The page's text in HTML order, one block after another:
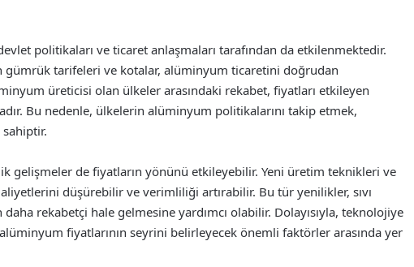
politikaları ve ticaret anlaşmaları tarafından da etkilenmektedir.
gümrük tarifeleri ve kotalar, alüminyum ticaretini doğrudan
üreticisi olan ülkeler arasındaki rekabet, fiyatları etkileyen
Bu nedenle, ülkelerin alüminyum politikalarını takip etmek,
gelişmeler de fiyatların yönünü etkileyebilir. Yeni üretim teknikleri ve
düşürebilir ve verimliliği artırabilir. Bu tür yenilikler, sıvı
rekabetçi hale gelmesine yardımcı olabilir. Dolayısıyla, teknolojiye
fiyatlarının seyrini belirleyecek önemli faktörler arasında yer